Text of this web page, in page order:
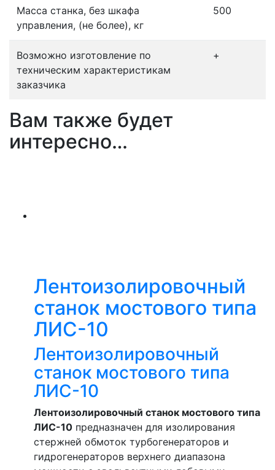
Масса станка, без шкафа
управления, (не более), кг
500
Возможно изготовление по
техническим характеристикам
заказчика
+
Вам также будет
интересно…
Лентоизолировочный
станок мостового типа
ЛИС-10
Лентоизолировочный
станок мостового типа
ЛИС-10
Лентоизолировочный станок мостового типа
ЛИС-10 предназначен для изолирования
стержней обмоток турбогенераторов и
гидрогенераторов верхнего диапазона